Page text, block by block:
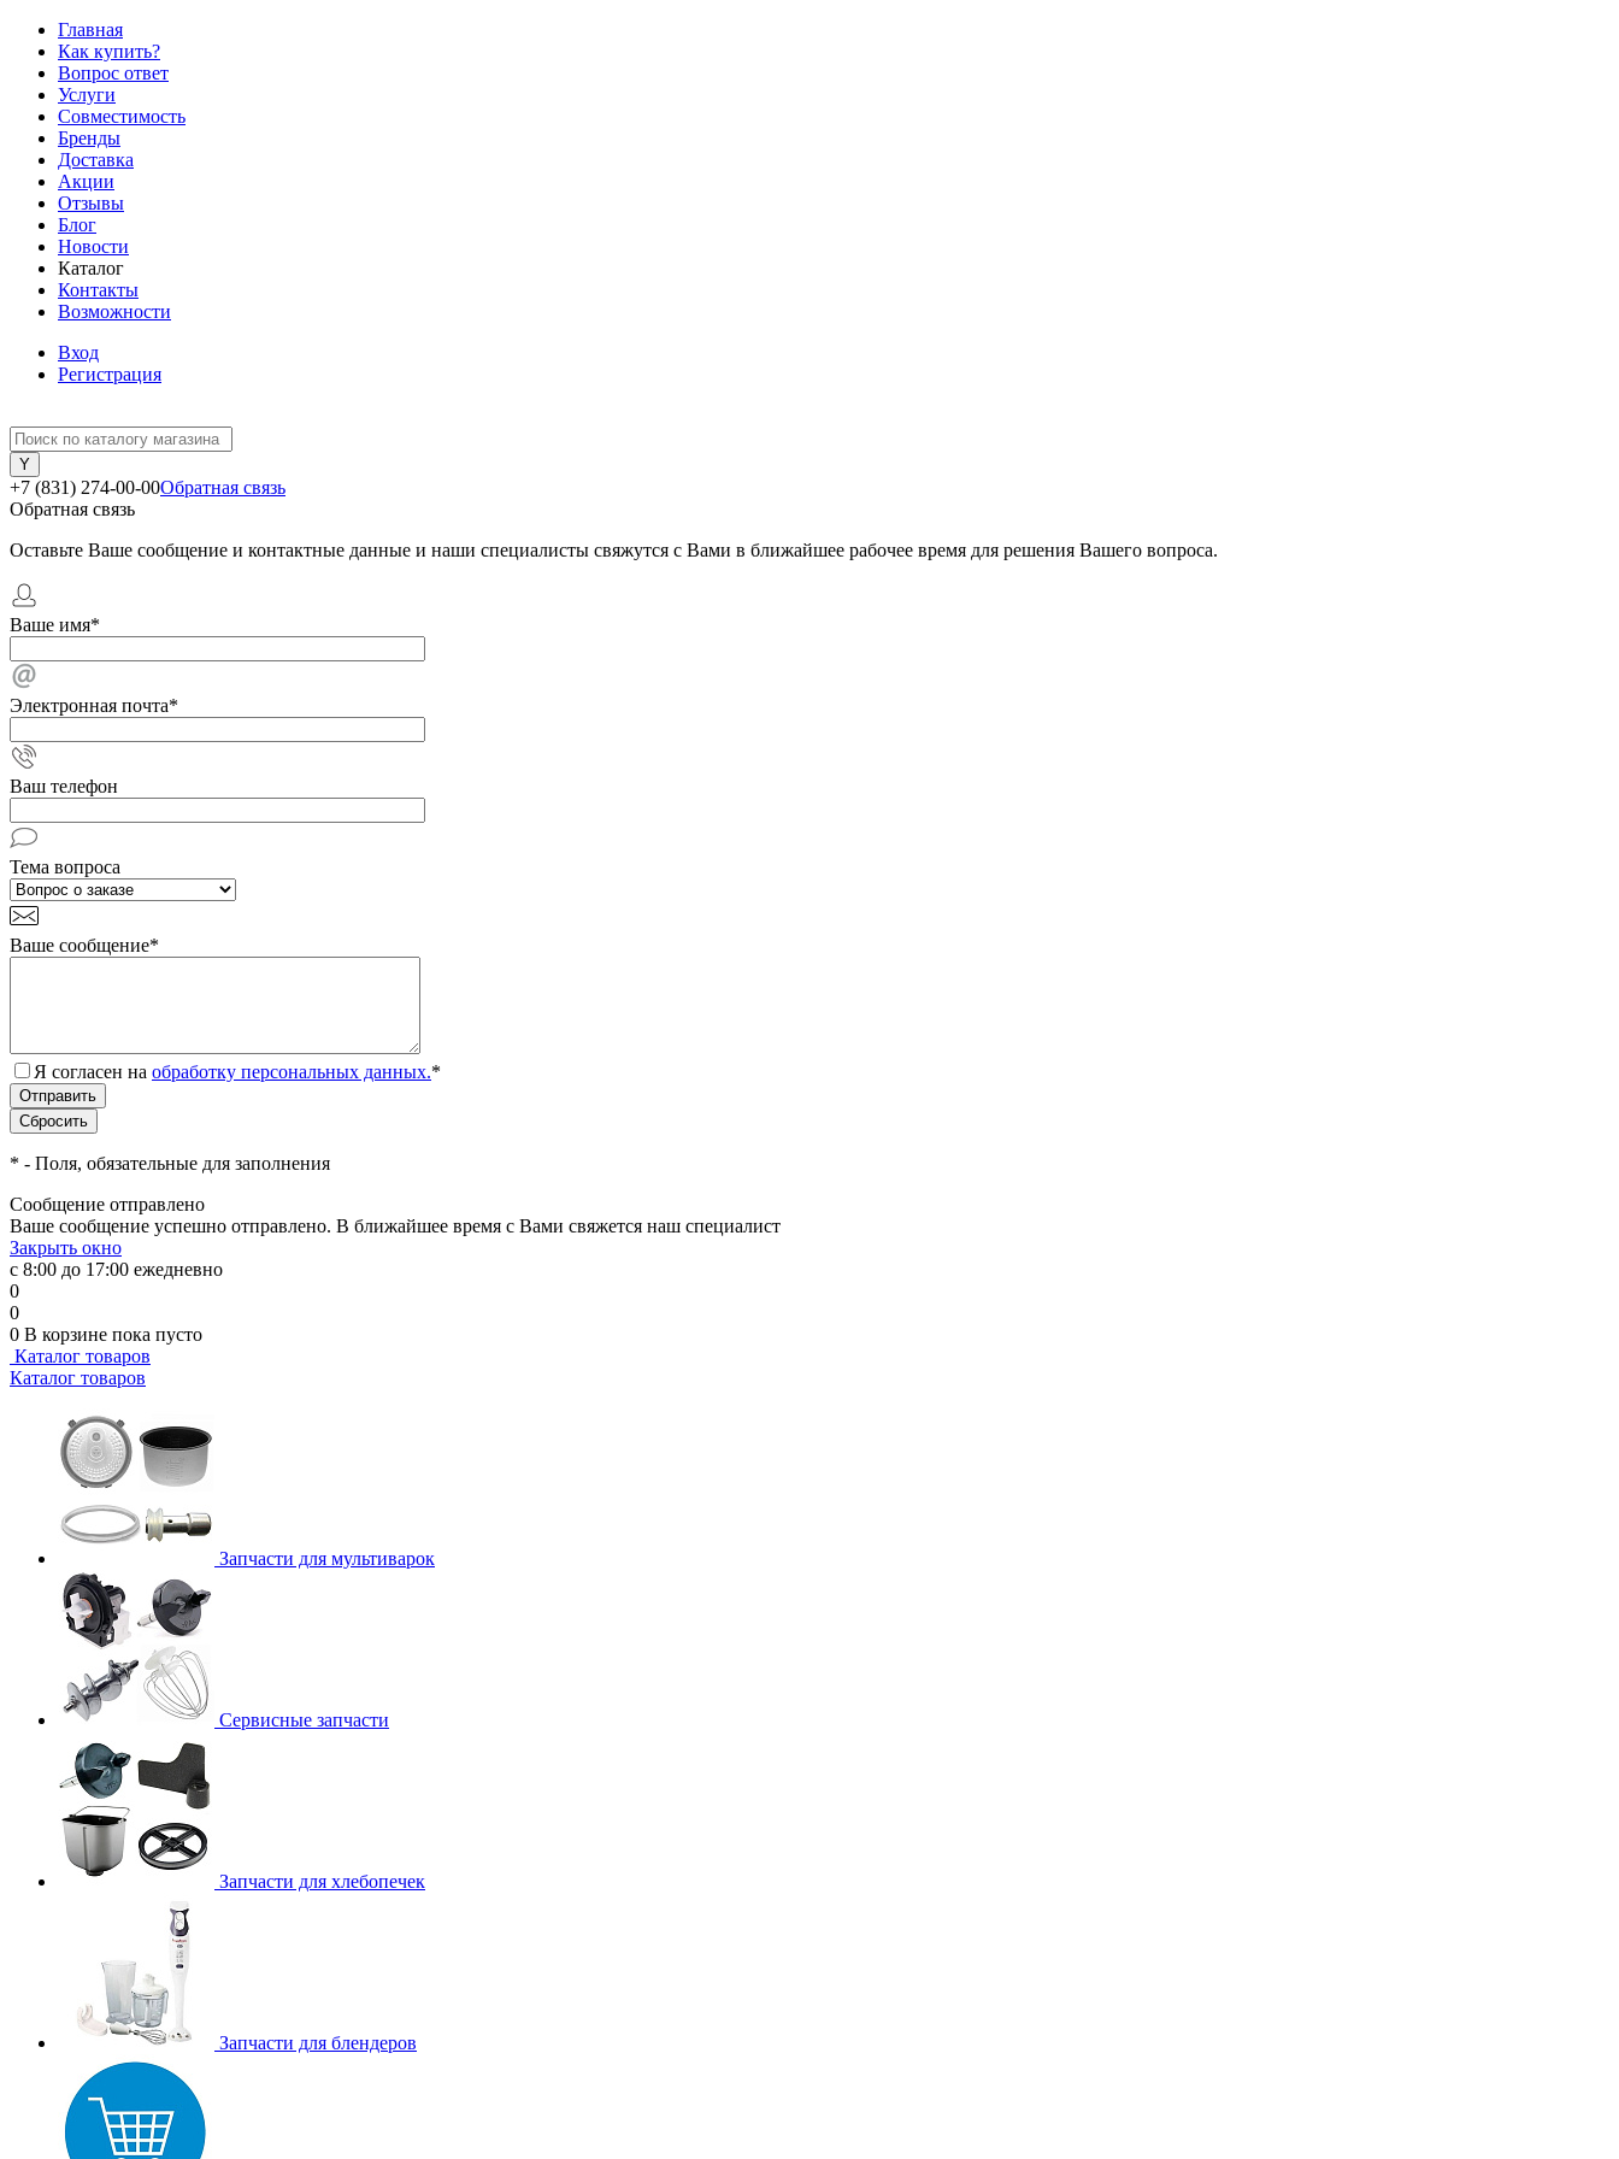
Главная
Как купить?
Вопрос ответ
Услуги
Совместимость
Бренды
Доставка
Акции
Отзывы
Блог
Новости
Каталог
Контакты
Возможности
Вход
Регистрация
+7 (831) 274-00-00Обратная связь
Обратная связь
Оставьте Ваше сообщение и контактные данные и наши специалисты свяжутся с Вами в ближайшее рабочее время для решения Вашего вопроса.
Ваше имя*
Электронная почта*
Ваш телефон
Тема вопроса
Ваше сообщение*
Я согласен на обработку персональных данных.*
* - Поля, обязательные для заполнения
Сообщение отправлено
Ваше сообщение успешно отправлено. В ближайшее время с Вами свяжется наш специалист
Закрыть окно
с 8:00 до 17:00 ежедневно
0
0
0 В корзине пока пусто
Каталог товаров
Каталог товаров
Запчасти для мультиварок
Сервисные запчасти
Запчасти для хлебопечек
Запчасти для блендеров